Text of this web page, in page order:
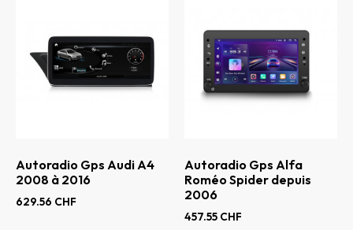
Autoradio Gps Audi A4
2008 à 2016
629.56 CHF
Autoradio Gps Alfa
Roméo Spider depuis
2006
457.55 CHF